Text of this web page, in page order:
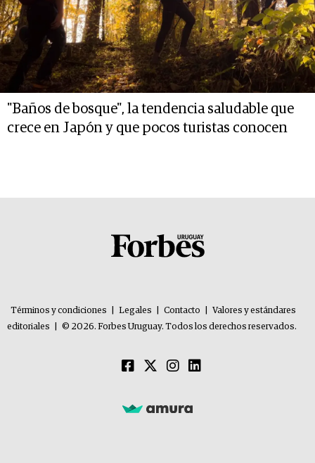
"Baños de bosque", la tendencia saludable que
crece en Japón y que pocos turistas conocen
Términos y condiciones Legales Contacto
Valores y estándares
editoriales
© 2026. Forbes Uruguay. Todos los derechos reservados.